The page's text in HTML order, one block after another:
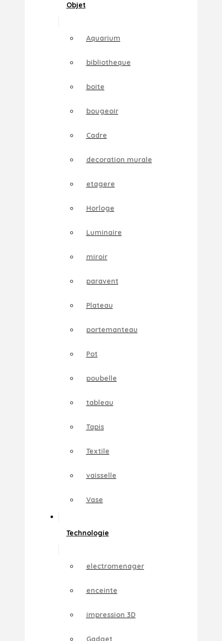
Objet
Aquarium
bibliotheque
boite
bougeoir
Cadre
decoration murale
etagere
Horloge
Luminaire
miroir
paravent
Plateau
portemanteau
Pot
poubelle
tableau
Tapis
Textile
vaisselle
Vase
Technologie
electromenager
enceinte
impression 3D
Gadget